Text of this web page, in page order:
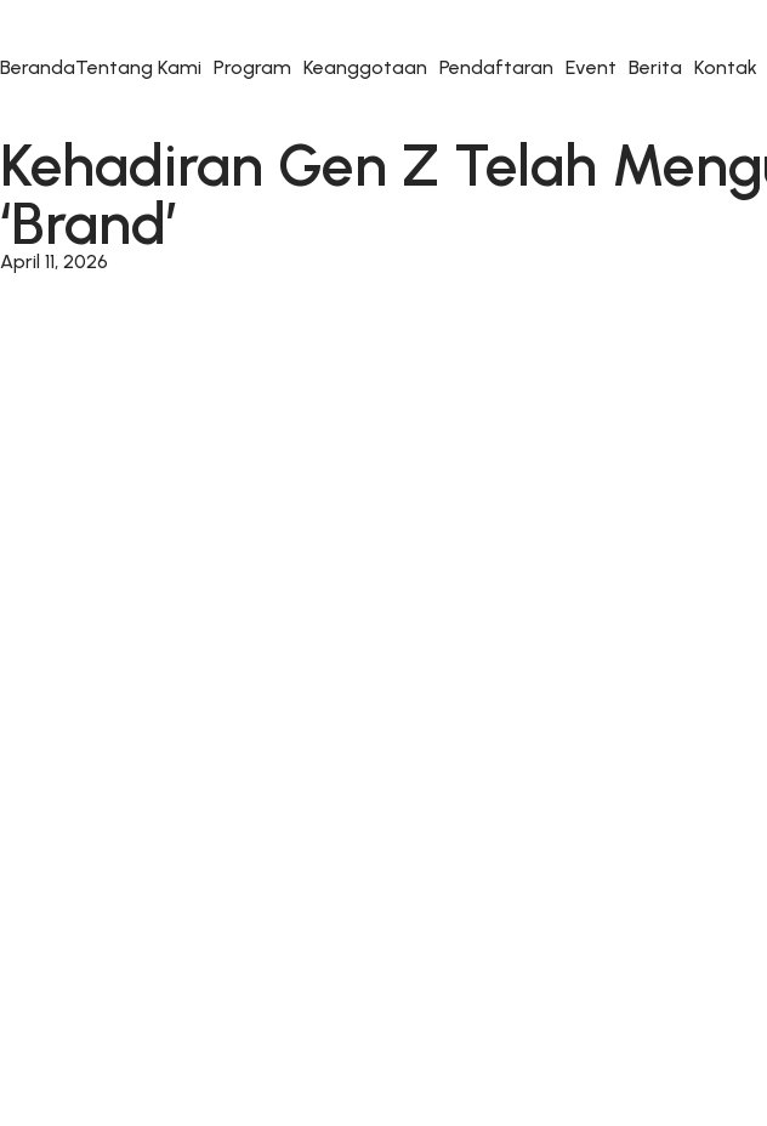
BerandaTentang Kami Program Keanggotaan Pendaftaran Event Berita Kontak
Kehadiran Gen Z Telah
‘Brand’
April 11, 2026